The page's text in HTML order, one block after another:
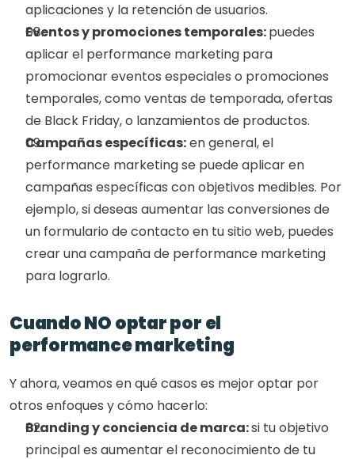
aplicaciones y la retención de usuarios.
Eventos y promociones temporales: puedes
aplicar el performance marketing para
promocionar eventos especiales o promociones
temporales, como ventas de temporada, ofertas
de Black Friday, o lanzamientos de productos.
Campañas específicas: en general, el
performance marketing se puede aplicar en
campañas específicas con objetivos medibles. Por
ejemplo, si deseas aumentar las conversiones de
un formulario de contacto en tu sitio web, puedes
crear una campaña de performance marketing
para lograrlo.
Cuando NO optar por el
performance marketing
Y ahora, veamos en qué casos es mejor optar por
otros enfoques y cómo hacerlo:
Branding y conciencia de marca: si tu objetivo
principal es aumentar el reconocimiento de tu